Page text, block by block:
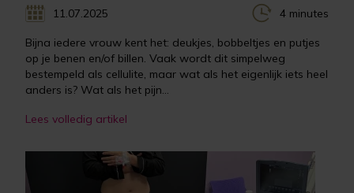
11.07.2025 4 minutes
Bijna iedere vrouw kent het: deukjes, bobbeltjes en putjes
op je benen en/of billen. Vaak wordt dit simpelweg
bestempeld als cellulite, maar wat als het eigenlijk iets heel
anders is? Wat als het pijn...
Lees volledig artikel